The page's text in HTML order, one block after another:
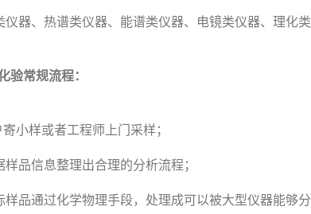
器、热谱类仪器、能谱类仪器、电镜类仪器、理化类
验常规流程：
小样或者工程师上门采样；
品信息整理出合理的分析流程；
品通过化学物理手段，处理成可以被大型仪器能够